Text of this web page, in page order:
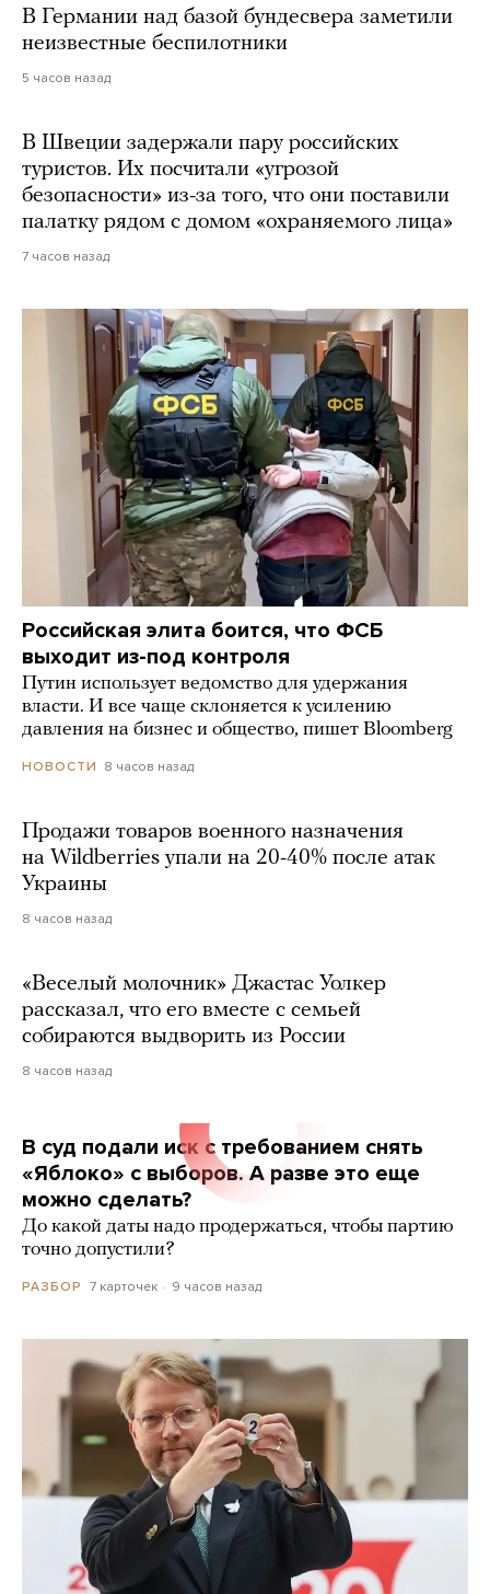
В Германии над базой бундесвера заметили
неизвестные беспилотники
5 часов назад
В Швеции задержали пару российских
туристов. Их посчитали «угрозой
безопасности» из-за того, что они поставили
палатку рядом с домом «охраняемого лица»
7 часов назад
Российская элита боится, что ФСБ
выходит из-под контроля
Путин использует ведомство для удержания
власти. И все чаще склоняется к усилению
давления на бизнес и общество, пишет Bloomberg
НОВОСТИ 8 часов назад
Продажи товаров военного назначения
на Wildberries упали на 20-40% после атак
Украины
8 часов назад
«Веселый молочник» Джастас Уолкер
рассказал, что его вместе с семьей
собираются выдворить из России
8 часов назад
В суд подали иск с требованием снять
«Яблоко» с выборов. А разве это еще
можно сделать?
До какой даты надо продержаться, чтобы партию
точно допустили?
РАЗБОР 7 карточек 9 часов назад